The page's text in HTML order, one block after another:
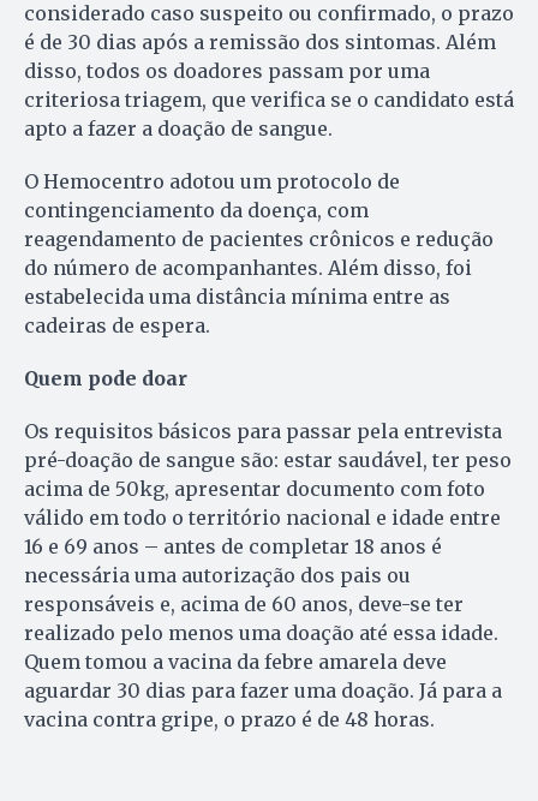
considerado caso suspeito ou confirmado, o prazo
é de 30 dias após a remissão dos sintomas. Além
disso, todos os doadores passam por uma
criteriosa triagem, que verifica se o candidato está
apto a fazer a doação de sangue.
O Hemocentro adotou um protocolo de
contingenciamento da doença, com
reagendamento de pacientes crônicos e redução
do número de acompanhantes. Além disso, foi
estabelecida uma distância mínima entre as
cadeiras de espera.
Quem pode doar
Os requisitos básicos para passar pela entrevista
pré-doação de sangue são: estar saudável, ter peso
acima de 50kg, apresentar documento com foto
válido em todo o território nacional e idade entre
16 e 69 anos – antes de completar 18 anos é
necessária uma autorização dos pais ou
responsáveis e, acima de 60 anos, deve-se ter
realizado pelo menos uma doação até essa idade.
Quem tomou a vacina da febre amarela deve
aguardar 30 dias para fazer uma doação. Já para a
vacina contra gripe, o prazo é de 48 horas.